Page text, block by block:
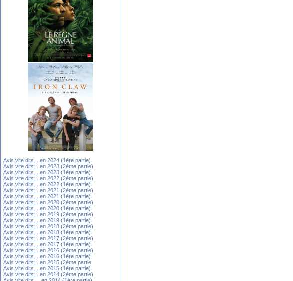
Avis vite dits... en 2024 (1ère partie)
Avis vite dits... en 2023 (2ème partie)
Avis vite dits... en 2023 (1ère partie)
Avis vite dits... en 2022 (2ème partie)
Avis vite dits... en 2022 (1ère partie)
Avis vite dits... en 2021 (2ème partie)
Avis vite dits... en 2021 (1ère partie)
Avis vite dits... en 2020 (2ème partie)
Avis vite dits... en 2020 (1ère partie)
Avis vite dits... en 2019 (2ème partie)
Avis vite dits... en 2019 (1ère partie)
Avis vite dits... en 2018 (2ème partie)
Avis vite dits... en 2018 (1ère partie)
Avis vite dits... en 2017 (2ème partie)
Avis vite dits... en 2017 (1ère partie)
Avis vite dits... en 2016 (2ème partie)
Avis vite dits... en 2016 (1ère partie)
Avis vite dits... en 2015 (2ème partie
Avis vite dits... en 2015 (1ère partie)
Avis vite dits... en 2014 (2ème partie)